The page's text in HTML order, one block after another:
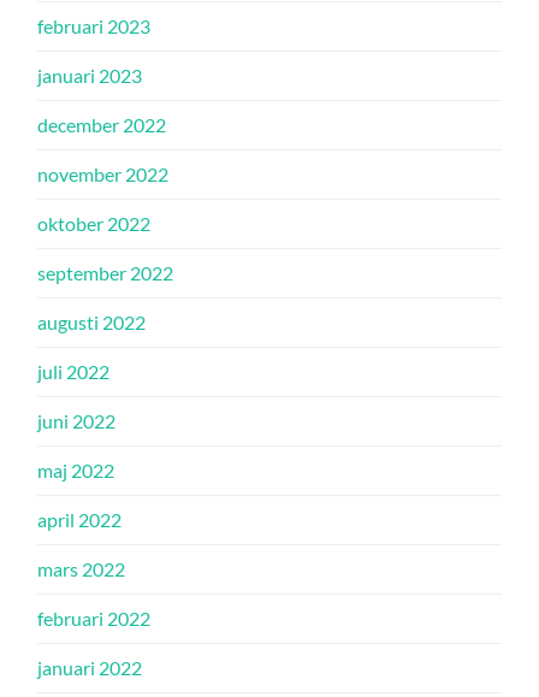
februari 2023
januari 2023
december 2022
november 2022
oktober 2022
september 2022
augusti 2022
juli 2022
juni 2022
maj 2022
april 2022
mars 2022
februari 2022
januari 2022